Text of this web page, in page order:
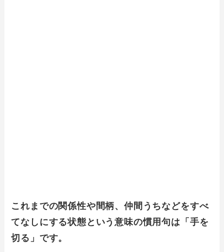
これまでの関係性や間柄、仲間うちなどをすべ
てなしにする状態という意味の慣用句は「手を
切る」です。